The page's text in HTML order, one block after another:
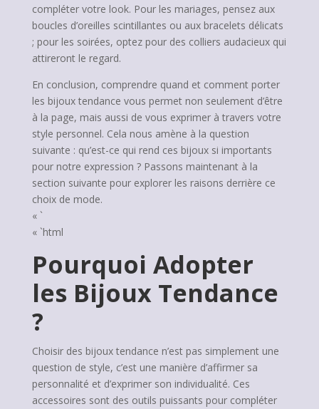
compléter votre look. Pour les mariages, pensez aux
boucles d’oreilles scintillantes ou aux bracelets délicats
; pour les soirées, optez pour des colliers audacieux qui
attireront le regard.
En conclusion, comprendre quand et comment porter
les bijoux tendance vous permet non seulement d’être
à la page, mais aussi de vous exprimer à travers votre
style personnel. Cela nous amène à la question
suivante : qu’est-ce qui rend ces bijoux si importants
pour notre expression ? Passons maintenant à la
section suivante pour explorer les raisons derrière ce
choix de mode.
« `
« `html
Pourquoi Adopter
les Bijoux Tendance
?
Choisir des bijoux tendance n’est pas simplement une
question de style, c’est une manière d’affirmer sa
personnalité et d’exprimer son individualité. Ces
accessoires sont des outils puissants pour compléter